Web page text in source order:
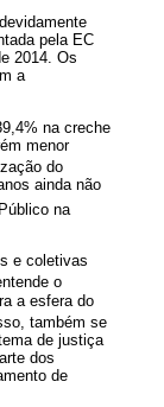
pela EC
2014. Os
a
na creche
menor
do
ainda não
na
e coletivas
o
a esfera do
também se
de justiça
dos
de